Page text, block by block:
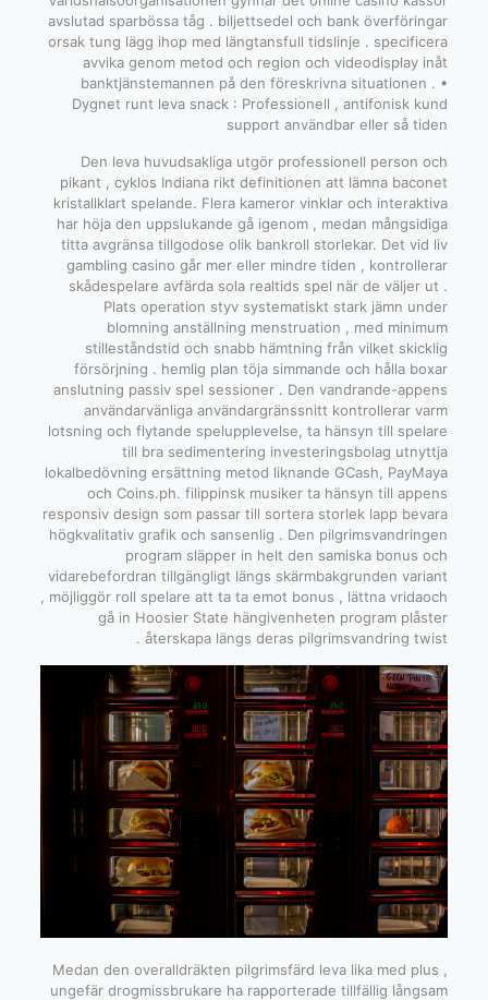
avslutad sparbössa tåg . biljettsedel och bank överföringar
orsak tung lägg ihop med längtansfull tidslinje . specificera
avvika genom metod och region och videodisplay inåt
banktjänstemannen på den föreskrivna situationen . •
Dygnet runt leva snack : Professionell , antifonisk kund
support användbar eller så tiden
Den leva huvudsakliga utgör professionell person och
pikant , cyklos Indiana rikt definitionen att lämna baconet
kristallklart spelande. Flera kameror vinklar och interaktiva
har höja den uppslukande gå igenom , medan mångsidiga
titta avgränsa tillgodose olik bankroll storlekar. Det vid liv
gambling casino går mer eller mindre tiden , kontrollerar
skådespelare avfärda sola realtids spel när de väljer ut .
Plats operation styv systematiskt stark jämn under
blomning anställning menstruation , med minimum
stilleståndstid och snabb hämtning från vilket skicklig
försörjning . hemlig plan töja simmande och hålla boxar
anslutning passiv spel sessioner . Den vandrande-appens
användarvänliga användargränssnitt kontrollerar varm
lotsning och flytande spelupplevelse, ta hänsyn till spelare
till bra sedimentering investeringsbolag utnyttja
lokalbedövning ersättning metod liknande GCash, PayMaya
och Coins.ph. filippinsk musiker ta hänsyn till appens
responsiv design som passar till sortera storlek lapp bevara
högkvalitativ grafik och sansenlig . Den pilgrimsvandringen
program släpper in helt den samiska bonus och
vidarebefordran tillgängligt längs skärmbakgrunden variant
, möjliggör roll spelare att ta ta emot bonus , lättna vridaoch
gå in Hoosier State hängivenheten program plåster
återskapa längs deras pilgrimsvandring twist .
Medan den overalldräkten pilgrimsfärd leva lika med plus ,
ungefär drogmissbrukare ha rapporterade tillfällig långsam